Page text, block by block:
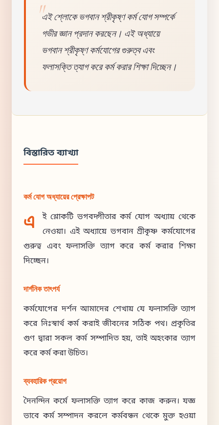
এই শ্লোকে ভগবান শ্রীকৃষ্ণ কর্ম যোগ সম্পর্কে
গভীর জ্ঞান প্রদান করছেন। এই অধ্যায়ে
ভগবান শ্রীকৃষ্ণ কর্মযোগের গুরুত্ব এবং
ফলাসক্তি ত্যাগ করে কর্ম করার শিক্ষা দিচ্ছেন।
বিস্তারিত ব্যাখ্যা
কর্ম যোগ অধ্যায়ের প্রেক্ষাপট
এ
ই শ্লোকটি ভগবদ্গীতার কর্ম যোগ অধ্যায় থেকে
নেওয়া। এই অধ্যায়ে ভগবান শ্রীকৃষ্ণ কর্মযোগের
গুরুত্ব এবং ফলাসক্তি ত্যাগ করে কর্ম করার শিক্ষা
দিচ্ছেন।
দার্শনিক তাৎপর্য
কর্মযোগের দর্শন আমাদের শেখায় যে ফলাসক্তি ত্যাগ
করে নিঃস্বার্থ কর্ম করাই জীবনের সঠিক পথ। প্রকৃতির
গুণ দ্বারা সকল কর্ম সম্পাদিত হয়, তাই অহংকার ত্যাগ
করে কর্ম করা উচিত।
ব্যবহারিক প্রয়োগ
দৈনন্দিন কর্মে ফলাসক্তি ত্যাগ করে কাজ করুন। যজ্ঞ
ভাবে কর্ম সম্পাদন করলে কর্মবন্ধন থেকে মুক্ত হওয়া